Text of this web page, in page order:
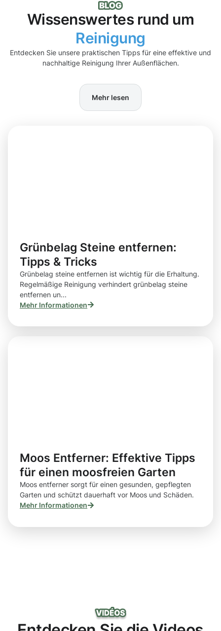
Wissenswertes rund um
Reinigung
Entdecken Sie unsere praktischen Tipps für eine effektive und
nachhaltige Reinigung Ihrer Außenflächen.
Mehr lesen
Grünbelag Steine entfernen:
Tipps & Tricks
Grünbelag steine entfernen ist wichtig für die Erhaltung.
Regelmäßige Reinigung verhindert grünbelag steine
entfernen un...
Mehr Informationen
Moos Entferner: Effektive Tipps
für einen moosfreien Garten
Moos entferner sorgt für einen gesunden, gepflegten
Garten und schützt dauerhaft vor Moos und Schäden.
Mehr Informationen